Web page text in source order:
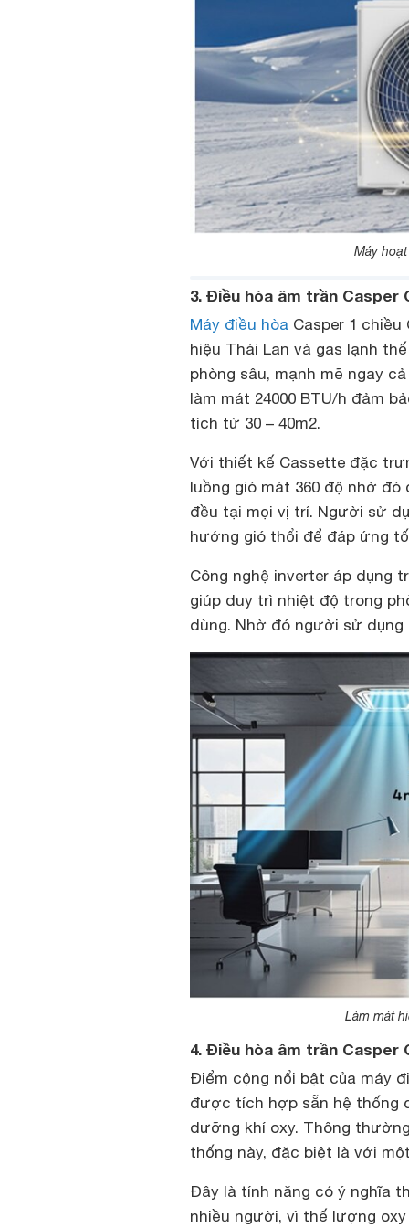
Máy
3. Điều hòa âm trần Casper
Máy điều hòa Casper 1
hiệu Thái Lan và gas lạnh
phòng sâu, mạnh mẽ ngay
làm mát 24000 BTU/h đảm
tích từ 30 – 40m2.
Với thiết kế Cassette đặc
luồng gió mát 360 độ nhờ
đều tại mọi vị trí. Người sử
hướng gió thổi để đáp ứng
Công nghệ inverter áp dụng
giúp duy trì nhiệt độ trong
dùng. Nhờ đó người sử
Làm mát
4. Điều hòa âm trần Casper
Điểm cộng nổi bật của máy
được tích hợp sẵn hệ thống
dưỡng khí oxy. Thông
thống này, đặc biệt là với
Đây là tính năng có ý nghĩa
nhiều người, vì thế lượng